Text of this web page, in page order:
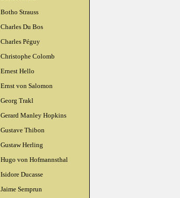
Botho Strauss
Charles Du Bos
Charles Péguy
Christophe Colomb
Ernest Hello
Ernst von Salomon
Georg Trakl
Gerard Manley Hopkins
Gustave Thibon
Gustaw Herling
Hugo von Hofmannsthal
Isidore Ducasse
Jaime Semprun